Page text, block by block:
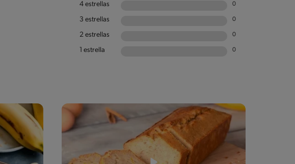
4 estrellas 0
3 estrellas 0
2 estrellas 0
1 estrella 0